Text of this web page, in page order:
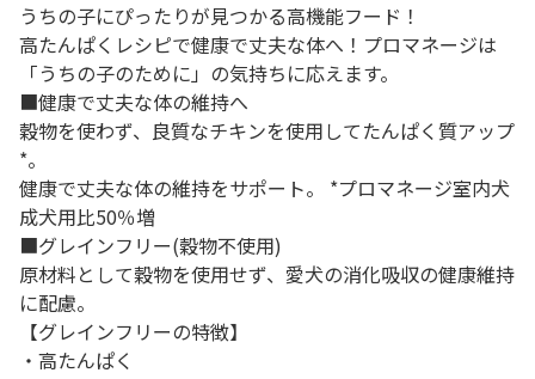
うちの子にぴったりが見つかる高機能フード！
高たんぱくレシピで健康で丈夫な体へ！プロマネージは
「うちの子のために」の気持ちに応えます。
■健康で丈夫な体の維持へ
穀物を使わず、良質なチキンを使用してたんぱく質アップ
*。
健康で丈夫な体の維持をサポート。 *プロマネージ室内犬
成犬用比50％増
■グレインフリー(穀物不使用)
原材料として穀物を使用せず、愛犬の消化吸収の健康維持
に配慮。
【グレインフリーの特徴】
・高たんぱく